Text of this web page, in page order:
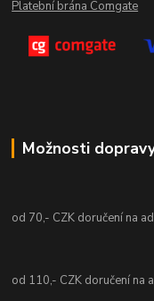
Platební brána Comgate
Možnosti
od 70,- CZK doručení na
od 110,- CZK doručení na